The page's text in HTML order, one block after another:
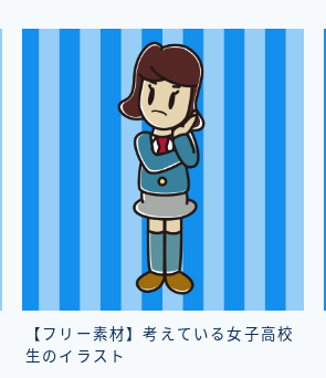
【フリー素材】考えている女子高校
生のイラスト